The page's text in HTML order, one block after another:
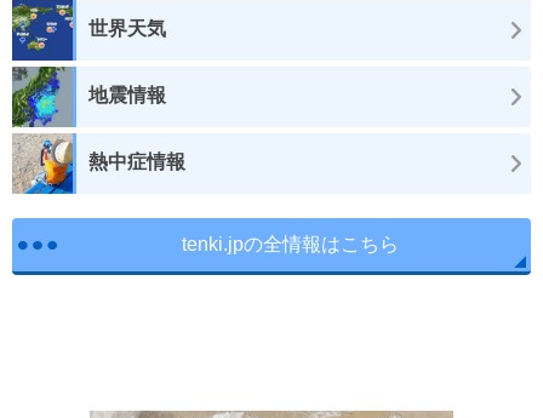
世界天気
地震情報
熱中症情報
tenki.jpの全情報はこちら